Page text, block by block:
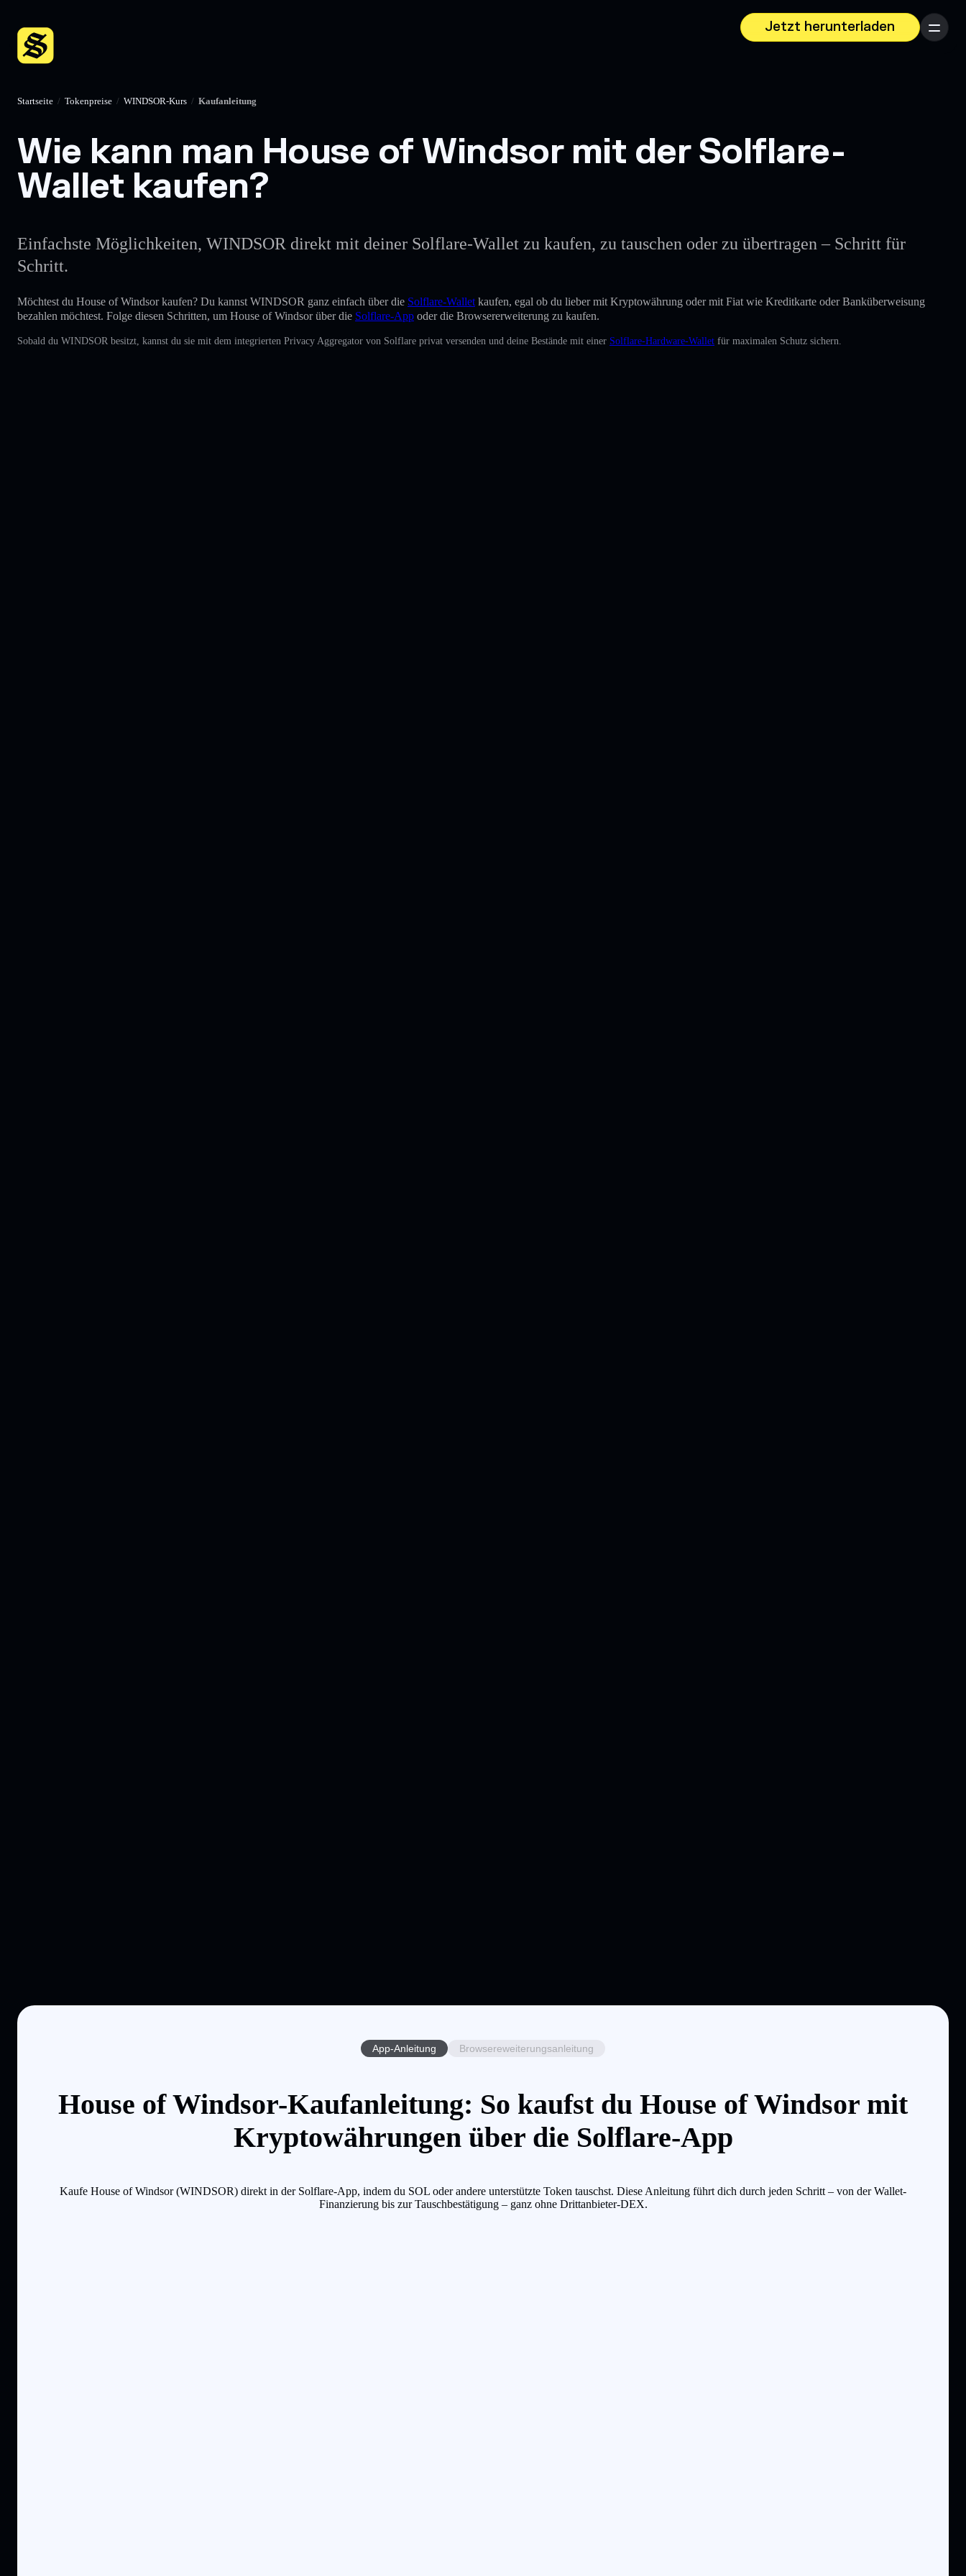
Jetzt herunterladen
Menü
Startseite / Tokenpreise / WINDSOR-Kurs / Kaufanleitung
Wie kann man House of Windsor mit der Solflare-
Wallet kaufen?
Einfachste Möglichkeiten, WINDSOR direkt mit deiner Solflare-Wallet zu kaufen, zu tauschen oder zu übertragen – Schritt für
Schritt.
Möchtest du House of Windsor kaufen? Du kannst WINDSOR ganz einfach über die Solflare-Wallet kaufen, egal ob du lieber mit Kryptowährung oder mit Fiat wie Kreditkarte oder Banküberweisung
bezahlen möchtest. Folge diesen Schritten, um House of Windsor über die Solflare-App oder die Browsererweiterung zu kaufen.
Sobald du WINDSOR besitzt, kannst du sie mit dem integrierten Privacy Aggregator von Solflare privat versenden und deine Bestände mit einer Solflare-Hardware-Wallet für maximalen Schutz sichern.
App-Anleitung Browsereweiterungsanleitung
House of Windsor-Kaufanleitung: So kaufst du House of Windsor mit
Kryptowährungen über die Solflare-App
Kaufe House of Windsor (WINDSOR) direkt in der Solflare-App, indem du SOL oder andere unterstützte Token tauschst. Diese Anleitung führt dich durch jeden Schritt – von der Wallet-
Finanzierung bis zur Tauschbestätigung – ganz ohne Drittanbieter-DEX.